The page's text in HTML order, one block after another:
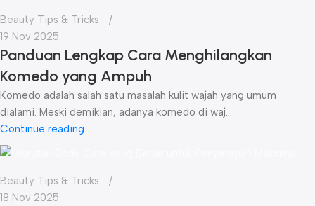
Beauty Tips & Tricks
19 Nov 2025
Panduan Lengkap Cara Menghilangkan
Komedo yang Ampuh
Komedo adalah salah satu masalah kulit wajah yang umum
dialami. Meski demikian, adanya komedo di waj...
Continue reading
Beauty Tips & Tricks
18 Nov 2025